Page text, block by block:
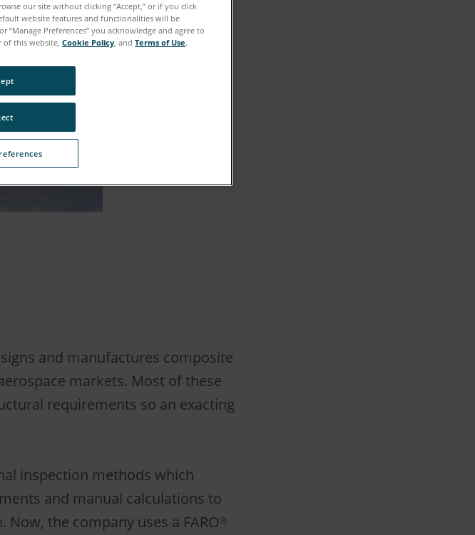
and manufactures composite
markets. Most of these
requirements so an exacting
inspection methods which
and manual calculations to
the company uses a FARO®
our site without clicking “Accept,” or if you click
website features and functionalities will be
“Manage Preferences” you acknowledge and agree to
of this website, Cookie Policy, and Terms of Use.